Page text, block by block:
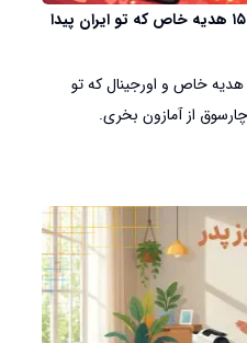
کادو ولنتاین برای پسر چی بخریم؟ | ۱۵ هدیه خاص که تو ایران پیدا
کادو ولنتاین برای پسر چی بخریم؟ ۱۵ هدیه خاص و اورجینال که تو
از آمازون بخری.